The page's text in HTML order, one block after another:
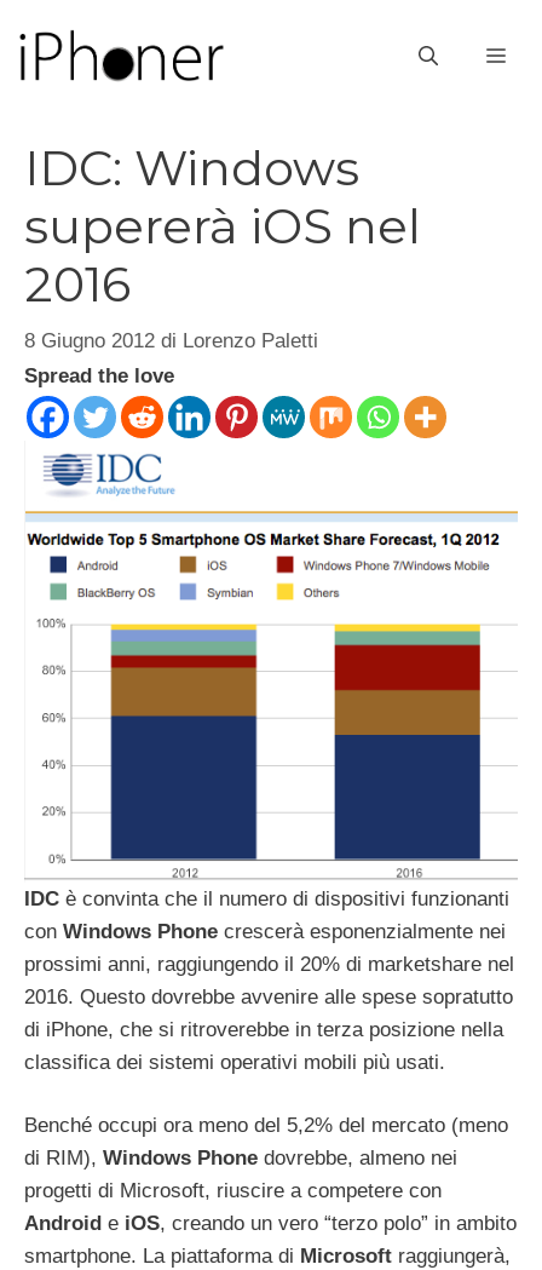
contenuto
IDC: Windows
supererà iOS nel
2016
8 Giugno 2012 di Lorenzo Paletti
Spread the love
IDC è convinta che il numero di dispositivi funzionanti
con Windows Phone crescerà esponenzialmente nei
prossimi anni, raggiungendo il 20% di marketshare nel
2016. Questo dovrebbe avvenire alle spese sopratutto
di iPhone, che si ritroverebbe in terza posizione nella
classifica dei sistemi operativi mobili più usati.
Benché occupi ora meno del 5,2% del mercato (meno
di RIM), Windows Phone dovrebbe, almeno nei
progetti di Microsoft, riuscire a competere con
Android e iOS, creando un vero “terzo polo” in ambito
smartphone. La piattaforma di Microsoft raggiungerà,